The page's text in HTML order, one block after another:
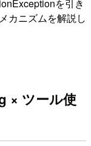
を引き
カニズムを解説し
× ツール使